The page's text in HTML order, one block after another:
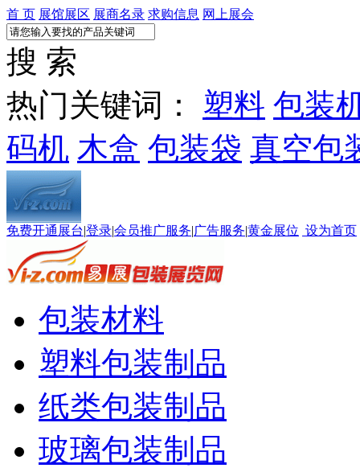
首 页 展馆展区 展商名录 求购信息 网上展会
搜 索
热门关键词： 塑料 包装
码机 木盒 包装袋 真空包
免费开通展台|登录|会员推广服务|广告服务|黄金展位 设为首页
包装材料
塑料包装制品
纸类包装制品
玻璃包装制品